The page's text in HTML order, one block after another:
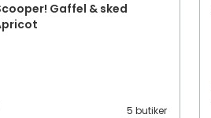
Gaffel & sked
5 butiker